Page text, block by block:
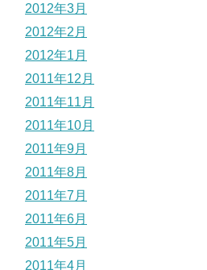
2012年3月
2012年2月
2012年1月
2011年12月
2011年11月
2011年10月
2011年9月
2011年8月
2011年7月
2011年6月
2011年5月
2011年4月